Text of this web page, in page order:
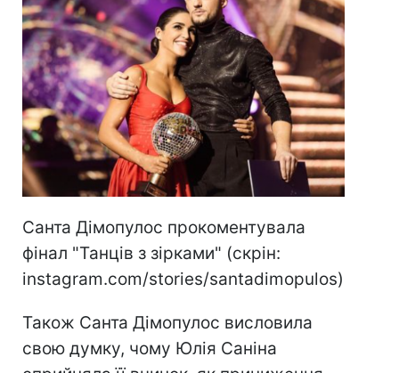
Санта Дімопулос прокоментувала
фінал "Танців з зірками" (скрін:
instagram.com/stories/santadimopulos)
Також Санта Дімопулос висловила
свою думку, чому Юлія Саніна